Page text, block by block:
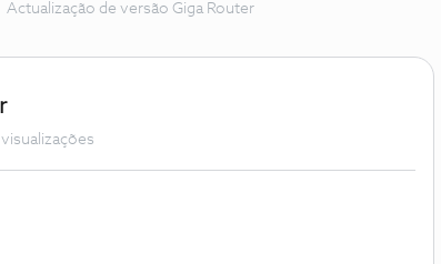
Actualização de versão Giga Router
visualizações